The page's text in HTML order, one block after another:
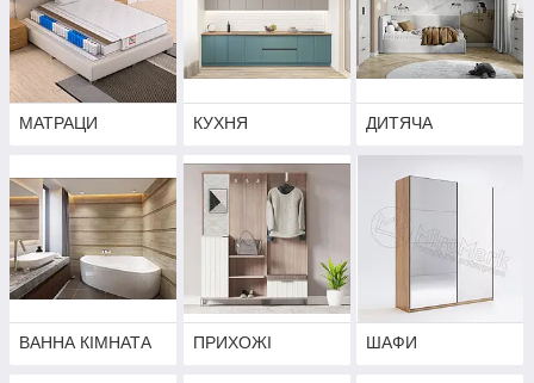
МАТРАЦИ КУХНЯ ДИТЯЧА
ВАННА КІМНАТА ПРИХОЖІ ШАФИ